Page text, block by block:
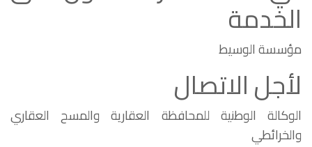
الخدمة
مؤسسة الوسيط
لأجل الاتصال
الوكالة الوطنية للمحافظة العقارية والمسح العقاري
والخرائطي